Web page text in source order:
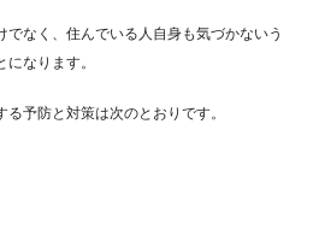
なく、住んでいる人自身も気づかないう
なります。
予防と対策は次のとおりです。